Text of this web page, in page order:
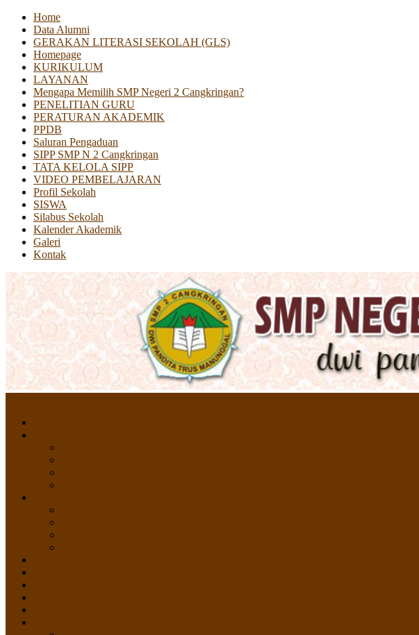
Home
Data Alumni
GERAKAN LITERASI SEKOLAH (GLS)
Homepage
KURIKULUM
LAYANAN
Mengapa Memilih SMP Negeri 2 Cangkringan?
PENELITIAN GURU
PERATURAN AKADEMIK
PPDB
Saluran Pengaduan
SIPP SMP N 2 Cangkringan
TATA KELOLA SIPP
VIDEO PEMBELAJARAN
Profil Sekolah
SISWA
Silabus Sekolah
Kalender Akademik
Galeri
Kontak